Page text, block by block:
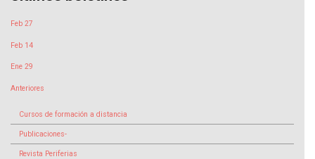
Feb 27
Feb 14
Ene 29
Anteriores
Cursos de formación a distancia
Publicaciones-
Revista Periferias